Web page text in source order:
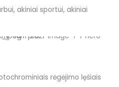
akiniai sportui, akiniai
rėgėjimo lęšiais